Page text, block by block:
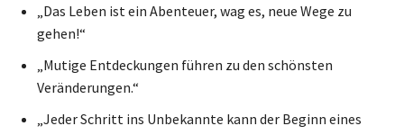
„Das Leben ist ein Abenteuer, wag es, neue Wege zu
gehen!“
„Mutige Entdeckungen führen zu den schönsten
Veränderungen.“
„Jeder Schritt ins Unbekannte kann der Beginn eines